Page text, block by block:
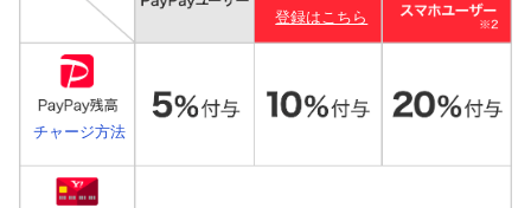
登録はこちら
チャージ方法